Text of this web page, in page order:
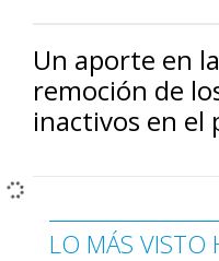
Un aporte en la
remoción de
inactivos en el
LO MÁS VISTO